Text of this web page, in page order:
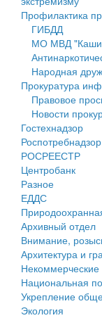
Нормативы
Правила
Генеральные
Проекты
Собрание
Городское
Сельские
Профилактика
ГИБДД
МО МВД
Народная
Прокуратура
Правовое
Новости
Гостехнадзор
Роспотребнадзор
РОСРЕЕСТР
Центробанк
Разное
ЕДДС
Архивный отдел
Внимание,
Архитектура и
Некоммерческие
Национальная
Укрепление
Экология